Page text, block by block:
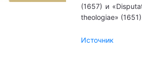
(1657) и
theologiae»
Источник